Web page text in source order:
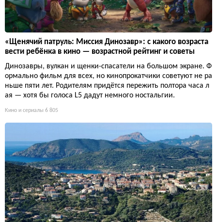
«Щенячий патруль: Миссия Динозавр»: с какого возраста
вести ребёнка в кино — возрастной рейтинг и советы
Динозавры, вулкан и щенки-спасатели на большом экране. Ф
ормально фильм для всех, но кинопрокатчики советуют не ра
ньше пяти лет. Родителям придётся пережить полтора часа л
ая — хотя бы голоса L5 дадут немного ностальгии.
Кино и сериалы 6 805